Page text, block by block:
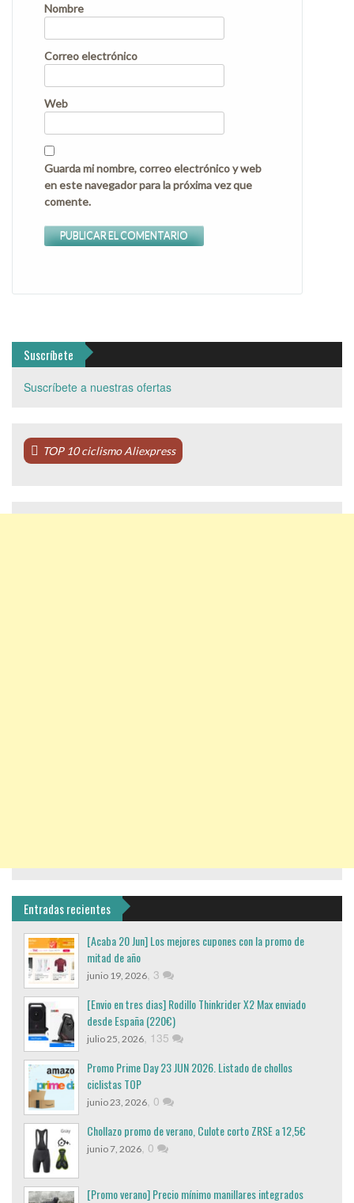
Nombre
Correo electrónico
Web
Guarda mi nombre, correo electrónico y web
en este navegador para la próxima vez que
comente.
Suscríbete
Suscríbete a nuestras ofertas
TOP 10 ciclismo Aliexpress
Entradas recientes
[Acaba 20 Jun] Los mejores cupones con la promo de
mitad de año
junio 19, 2026, 3
[Envio en tres dias] Rodillo Thinkrider X2 Max enviado
desde España (220€)
julio 25, 2026, 135
Promo Prime Day 23 JUN 2026. Listado de chollos
ciclistas TOP
junio 23, 2026, 0
Chollazo promo de verano, Culote corto ZRSE a 12,5€
junio 7, 2026, 0
[Promo verano] Precio mínimo manillares integrados